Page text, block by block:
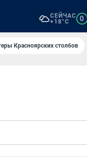
СЕЙЧАС
+18°C
0
Красноярских столбов